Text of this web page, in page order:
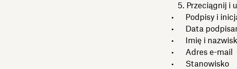
5. Przeciągnij i
Podpisy i
Data
Imię i
Adres e-mail
Stanowisko